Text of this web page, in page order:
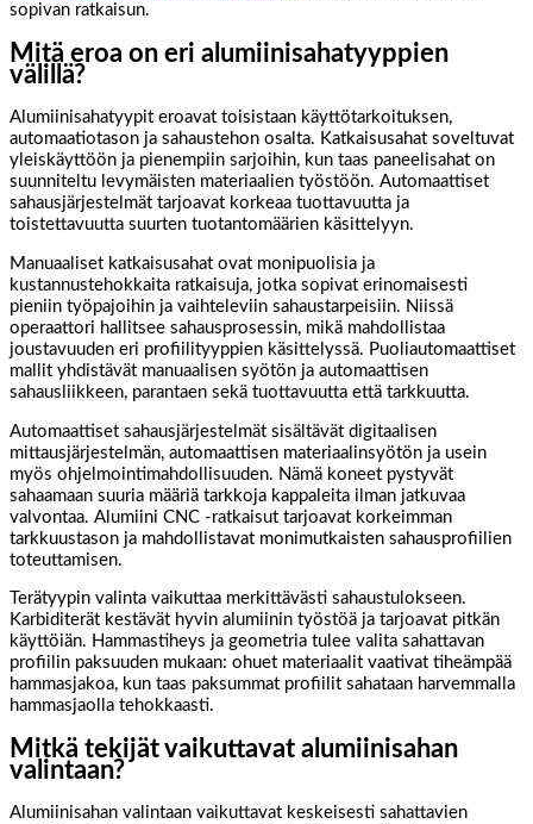
sopivan ratkaisun.
Mitä eroa on eri alumiinisahatyyppien
välillä?
Alumiinisahatyypit eroavat toisistaan käyttötarkoituksen,
automaatiotason ja sahaustehon osalta. Katkaisusahat soveltuvat
yleiskäyttöön ja pienempiin sarjoihin, kun taas paneelisahat on
suunniteltu levymäisten materiaalien työstöön. Automaattiset
sahausjärjestelmät tarjoavat korkeaa tuottavuutta ja
toistettavuutta suurten tuotantomäärien käsittelyyn.
Manuaaliset katkaisusahat ovat monipuolisia ja
kustannustehokkaita ratkaisuja, jotka sopivat erinomaisesti
pieniin työpajoihin ja vaihteleviin sahaustarpeisiin. Niissä
operaattori hallitsee sahausprosessin, mikä mahdollistaa
joustavuuden eri profiilityyppien käsittelyssä. Puoliautomaattiset
mallit yhdistävät manuaalisen syötön ja automaattisen
sahausliikkeen, parantaen sekä tuottavuutta että tarkkuutta.
Automaattiset sahausjärjestelmät sisältävät digitaalisen
mittausjärjestelmän, automaattisen materiaalinsyötön ja usein
myös ohjelmointimahdollisuuden. Nämä koneet pystyvät
sahaamaan suuria määriä tarkkoja kappaleita ilman jatkuvaa
valvontaa. Alumiini CNC -ratkaisut tarjoavat korkeimman
tarkkuustason ja mahdollistavat monimutkaisten sahausprofiilien
toteuttamisen.
Terätyypin valinta vaikuttaa merkittävästi sahaustulokseen.
Karbiditerät kestävät hyvin alumiinin työstöä ja tarjoavat pitkän
käyttöiän. Hammastiheys ja geometria tulee valita sahattavan
profiilin paksuuden mukaan: ohuet materiaalit vaativat tiheämpää
hammasjakoa, kun taas paksummat profiilit sahataan harvemmalla
hammasjaolla tehokkaasti.
Mitkä tekijät vaikuttavat alumiinisahan
valintaan?
Alumiinisahan valintaan vaikuttavat keskeisesti sahattavien